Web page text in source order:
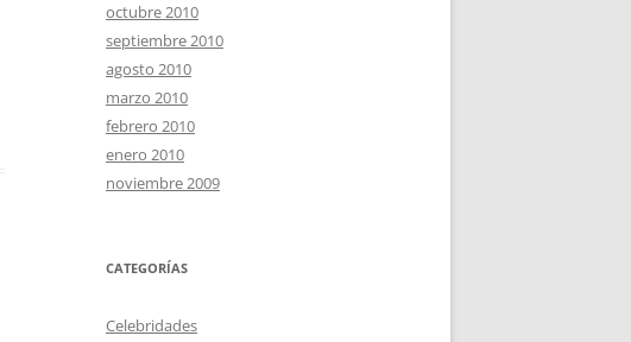
octubre 2010
septiembre 2010
agosto 2010
marzo 2010
febrero 2010
enero 2010
noviembre 2009
CATEGORÍAS
Celebridades